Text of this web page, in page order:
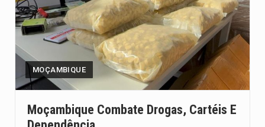
MOÇAMBIQUE
Moçambique Combate Drogas, Cartéis E